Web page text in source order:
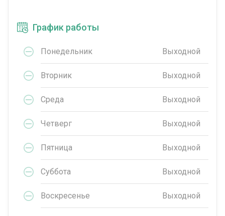
График работы
Понедельник Выходной
Вторник Выходной
Среда Выходной
Четверг Выходной
Пятница Выходной
Суббота Выходной
Воскресенье Выходной